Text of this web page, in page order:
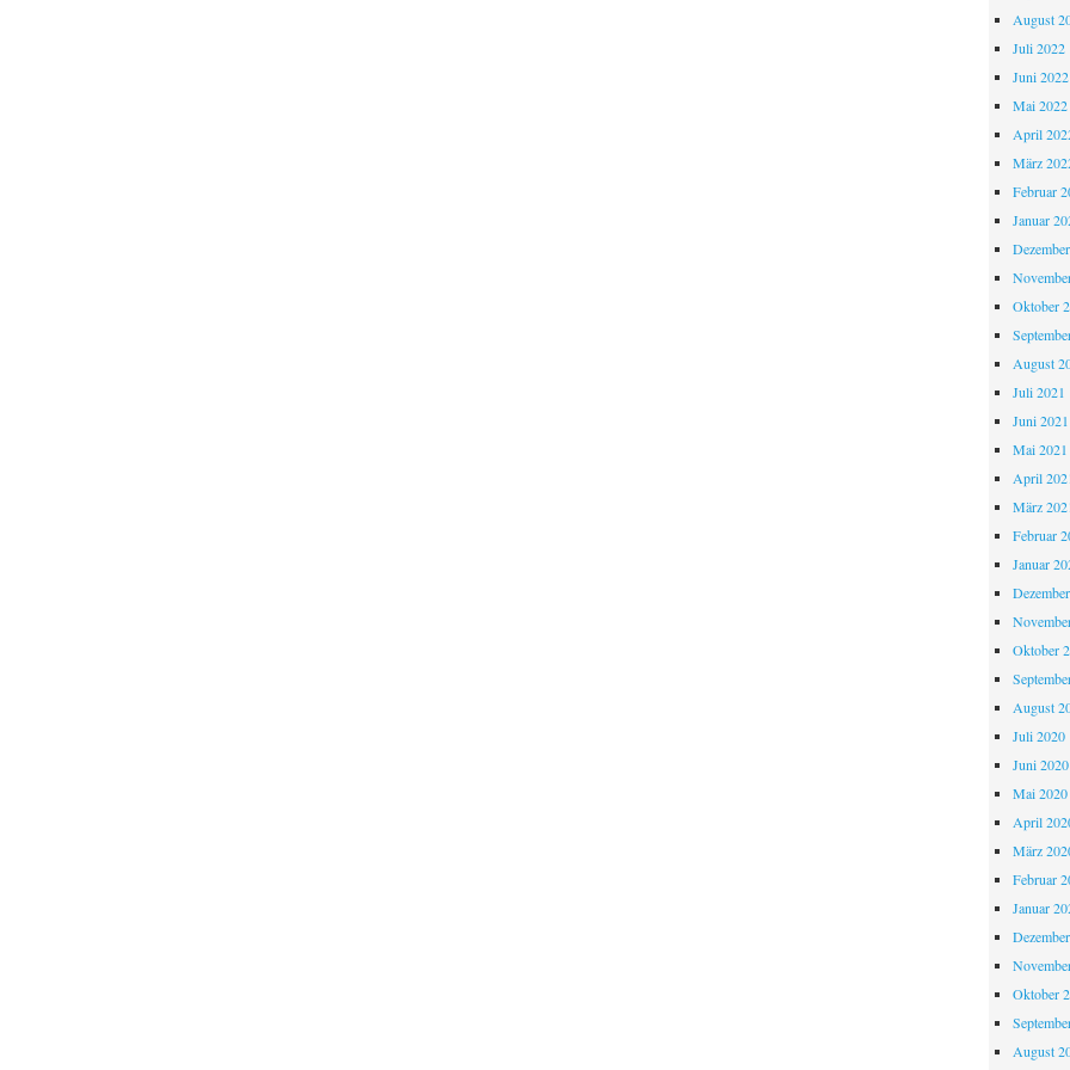
August
Juli 2022
Juni 2022
Mai 2022
April
März
Februar
Januar
Oktober
August
Juli 2021
Juni 2021
Mai 2021
April
März
Februar
Januar
Oktober
August
Juli 2020
Juni 2020
Mai 2020
April
März
Februar
Januar
Oktober
August